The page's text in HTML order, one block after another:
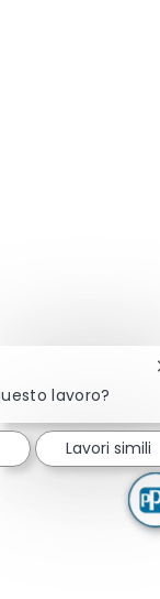
lavoro?
Lavori simili